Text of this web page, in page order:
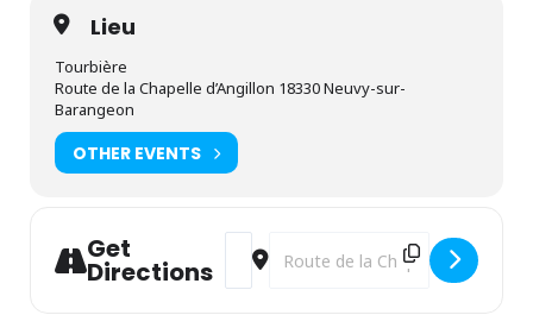
Lieu
Tourbière
Route de la Chapelle d’Angillon 18330 Neuvy-sur-
Barangeon
OTHER EVENTS
Get
Directions
Address - Tourbière de la Guette
Destination Address - Tourbière